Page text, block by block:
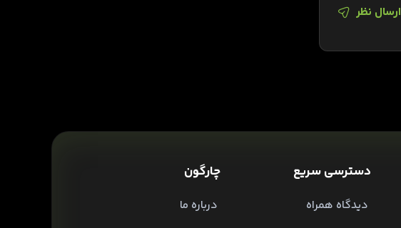
ارسال نظر
دسترسی سریع
دیدگاه همراه
چارگون
درباره ما